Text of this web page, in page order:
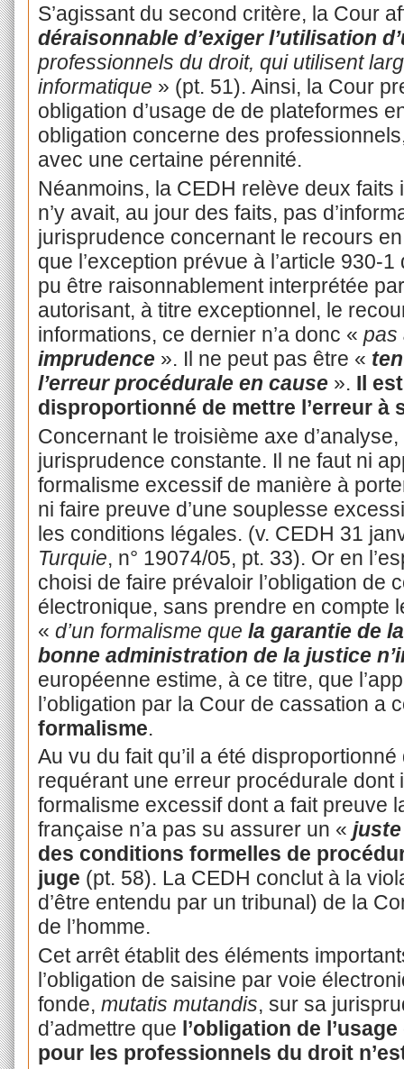
S’agissant du second critère, la Cour
déraisonnable d’exiger l’utilisation
professionnels du droit, qui utilisent
informatique » (pt. 51). Ainsi, la Cour
obligation d’usage de de plateformes
obligation concerne des
avec une certaine pérennité.
Néanmoins, la CEDH relève deux faits
n’y avait, au jour des faits, pas
jurisprudence concernant le recours
que l’exception prévue à l’article 930-
pu être raisonnablement interprétée
autorisant, à titre exceptionnel, le
informations, ce dernier n’a donc « pas
imprudence». Il ne peut pas être «
l’erreur procédurale en cause». Il
disproportionné de mettre l’erreur à
Concernant le troisième axe
jurisprudence constante. Il ne faut ni
formalisme excessif de manière à
ni faire preuve d’une souplesse
les conditions légales. (v. CEDH 31
Turquie, n° 19074/05, pt. 33). Or en
choisi de faire prévaloir l’obligation de
électronique, sans prendre en compte
« d’un formalisme que la garantie de
bonne administration de la justice
européenne estime, à ce titre, que
l’obligation par la Cour de cassation a
formalisme.
Au vu du fait qu’il a été
requérant une erreur procédurale dont
formalisme excessif dont a fait preuve
française n’a pas su assurer un «
des conditions formelles de
juge (pt. 58). La CEDH conclut à la
d’être entendu par un tribunal) de la
de l’homme.
Cet arrêt établit des éléments
l’obligation de saisine par voie
fonde, mutatis mutandis, sur sa
d’admettre que l’obligation de
pour les professionnels du droit